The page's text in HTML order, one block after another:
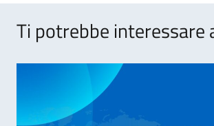
Ti potrebbe interessare